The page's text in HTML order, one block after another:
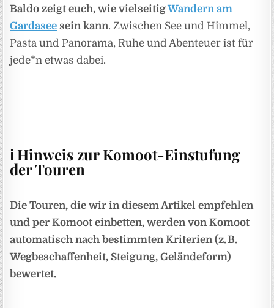
Baldo zeigt euch, wie vielseitigWandern am
Gardasee sein kann. Zwischen See und Himmel,
Pasta und Panorama, Ruhe und Abenteuer ist für
jede*n etwas dabei.
ℹ️ Hinweis zur Komoot-Einstufung
der Touren
Die Touren, die wir in diesem Artikel empfehlen
und per Komoot einbetten, werden von Komoot
automatisch nach bestimmten Kriterien (z. B.
Wegbeschaffenheit, Steigung, Geländeform)
bewertet.